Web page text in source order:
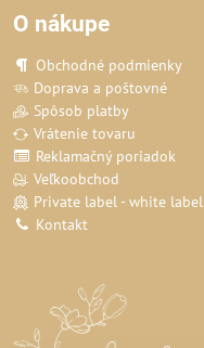
O nákupe
Obchodné podmienky
Doprava a poštovné
Spôsob platby
Vrátenie tovaru
Reklamačný poriadok
Veľkoobchod
Private label - white label
Kontakt